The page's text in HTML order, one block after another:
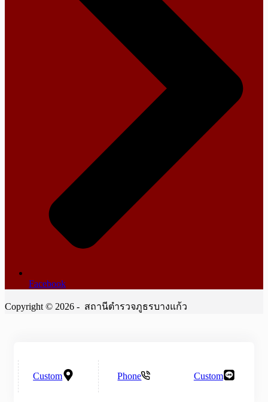
Facebook
Copyright © 2026 - สถานีตำรวจภูธรบางแก้ว
Custom Phone Custom